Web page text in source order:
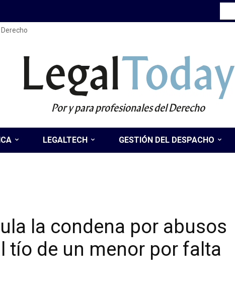
LegalToday
Por y para profesionales del Derecho
LEGALTECH GESTIÓN DEL DESPACHO
la condena por abusos
tío de un menor por falta